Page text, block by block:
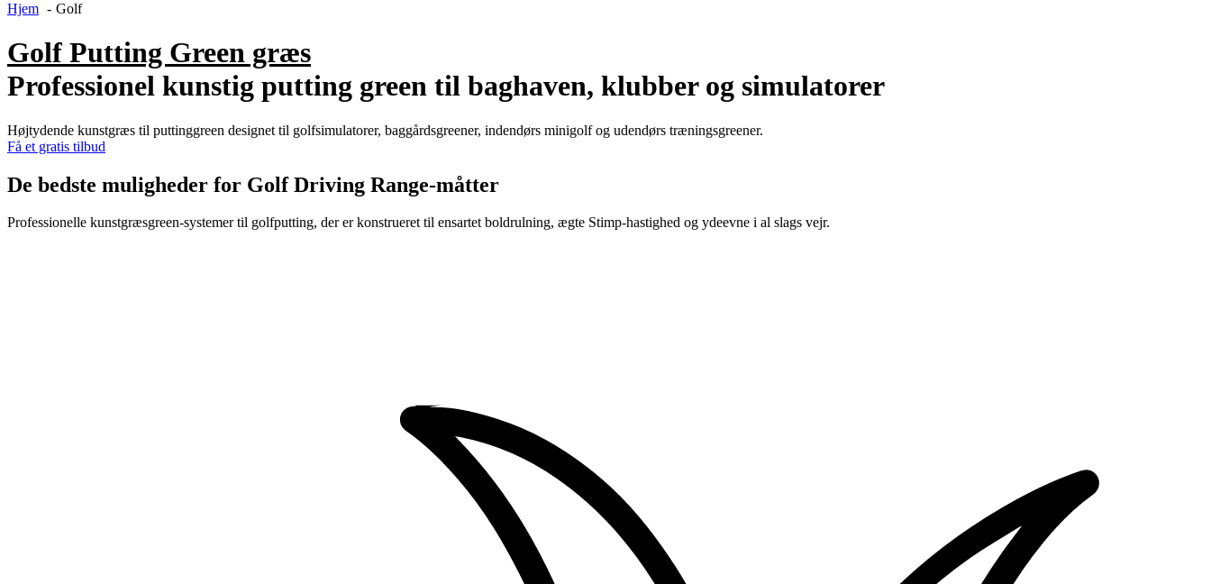
Hjem
Golf
Golf Putting Green græs
Professionel kunstig putting green til baghaven, klubber og simulatorer
Højtydende kunstgræs til puttinggreen designet til golfsimulatorer, baggårdsgreener, indendørs minigolf og udendørs træningsgreener.
Få et gratis tilbud
De bedste muligheder for Golf Driving Range-måtter
Professionelle kunstgræsgreen-systemer til golfputting, der er konstrueret til ensartet boldrulning, ægte Stimp-hastighed og ydeevne i al slags vejr.